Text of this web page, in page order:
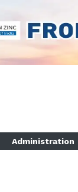
Administration